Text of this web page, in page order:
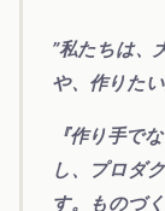
”私たちは、
や、作りた
『作り手で
し、プロダ
す。ものづ